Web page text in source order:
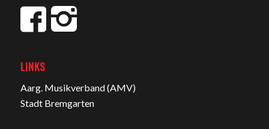
LINKS
Aarg. Musikverband (AMV)
Stadt Bremgarten